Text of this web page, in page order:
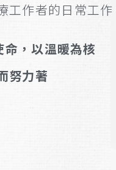
工作者的日常工作
，以溫暖為核
努力著